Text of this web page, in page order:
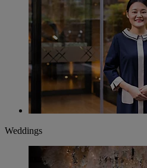
Weddings